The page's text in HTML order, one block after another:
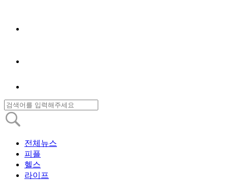
전체뉴스
피플
헬스
라이프